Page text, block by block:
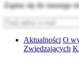
Zapisz się do naszego
Aktualności O
Zwiedzających